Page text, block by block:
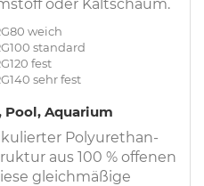
oder Kaltschaum.
weich
standard
fest
sehr fest
Pool, Aquarium
Polyurethan-
aus 100 % offenen
gleichmäßige